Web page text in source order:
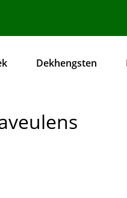
Dekhengsten